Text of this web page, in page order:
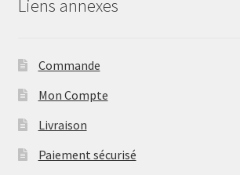
Liens annexes
Commande
Mon Compte
Livraison
Paiement sécurisé